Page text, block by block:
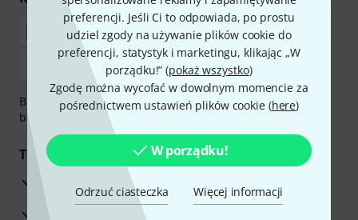
preferencji. Jeśli Ci to odpowiada, po prostu
udziel zgody na używanie plików cookie do
preferencji, statystyk i marketingu, klikając „W
porządku!” (pokaż wszystko)
Zgodę można wycofać w dowolnym momencie za
pośrednictwem ustawień plików cookie (here)
W porządku!
Odrzuć ciasteczka Więcej informacji
Bezpieczna płatność przez Za pobraniem, Przelew
bankowy, PayPal, Blik lub Karta kredytowa.
Twoje korzyści
3-letnia Gwarancja Thomann
30-dniowa gwarancja zwrotu pieniędzy